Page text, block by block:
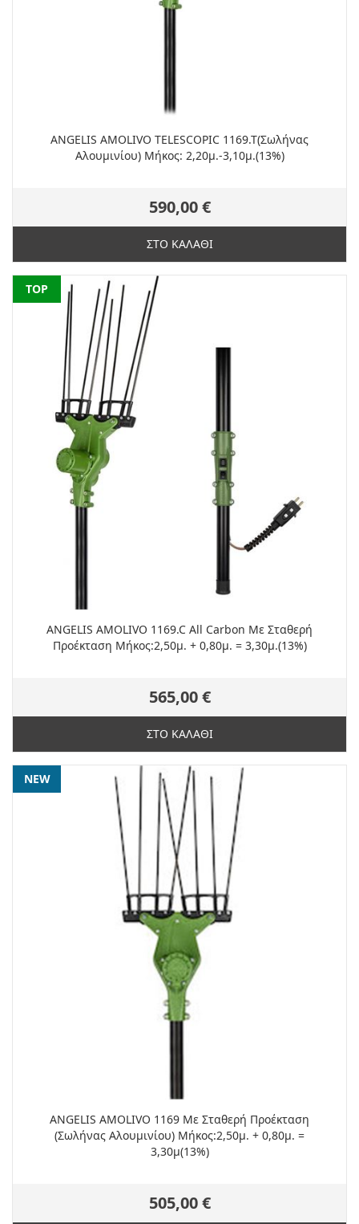
ANGELIS AMOLIVO TELESCOPIC 1169.T(Σωλήνας
Αλουμινίου) Μήκος: 2,20μ.-3,10μ.(13%)
590,00 €
ΣΤΟ ΚΑΛΑΘΙ
NEW
TOP
ANGELIS AMOLIVO 1169.C All Carbon Με Σταθερή
Προέκταση Μήκος:2,50μ. + 0,80μ. = 3,30μ.(13%)
565,00 €
ΣΤΟ ΚΑΛΑΘΙ
NEW
ANGELIS AMOLIVO 1169 Με Σταθερή Προέκταση
(Σωλήνας Αλουμινίου) Μήκος:2,50μ. + 0,80μ. =
3,30μ(13%)
505,00 €